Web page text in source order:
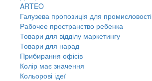
ARTEO
Галузева пропозиція для промисловості
Рабочее пространство ребенка
Товари для відділу маркетингу
Товари для нарад
Прибирання офісів
Колір має значення
Кольорові ідеї